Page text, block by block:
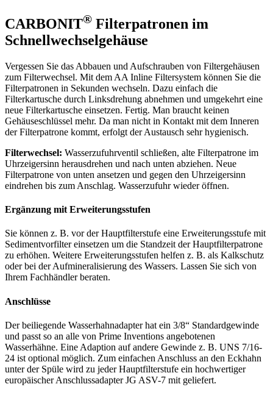
CARBONIT® Filterpatronen im
Schnellwechselgehäuse
Vergessen Sie das Abbauen und Aufschrauben von Filtergehäusen
zum Filterwechsel. Mit dem AA Inline Filtersystem können Sie die
Filterpatronen in Sekunden wechseln. Dazu einfach die
Filterkartusche durch Linksdrehung abnehmen und umgekehrt eine
neue Filterkartusche einsetzen. Fertig. Man braucht keinen
Gehäuseschlüssel mehr. Da man nicht in Kontakt mit dem Inneren
der Filterpatrone kommt, erfolgt der Austausch sehr hygienisch.
Filterwechsel: Wasserzufuhrventil schließen, alte Filterpatrone im
Uhrzeigersinn herausdrehen und nach unten abziehen. Neue
Filterpatrone von unten ansetzen und gegen den Uhrzeigersinn
eindrehen bis zum Anschlag. Wasserzufuhr wieder öffnen.
Ergänzung mit Erweiterungsstufen
Sie können z. B. vor der Hauptfilterstufe eine Erweiterungsstufe mit
Sedimentvorfilter einsetzen um die Standzeit der Hauptfilterpatrone
zu erhöhen. Weitere Erweiterungsstufen helfen z. B. als Kalkschutz
oder bei der Aufmineralisierung des Wassers. Lassen Sie sich von
Ihrem Fachhändler beraten.
Anschlüsse
Der beiliegende Wasserhahnadapter hat ein 3/8“ Standardgewinde
und passt so an alle von Prime Inventions angebotenen
Wasserhähne. Eine Adaption auf andere Gewinde z. B. UNS 7/16-
24 ist optional möglich. Zum einfachen Anschluss an den Eckhahn
unter der Spüle wird zu jeder Hauptfilterstufe ein hochwertiger
europäischer Anschlussadapter JG ASV-7 mit geliefert.